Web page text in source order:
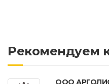
Рекомендуем